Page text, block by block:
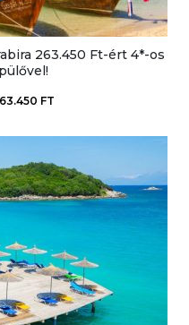
263.450 Ft-ért 4*-os
FT